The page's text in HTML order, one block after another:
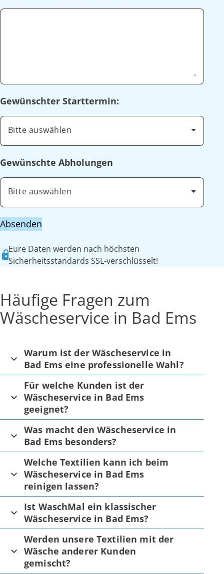
Gewünschter Starttermin:
Bitte auswählen
Gewünschte Abholungen
Bitte auswählen
Absenden
Eure Daten werden nach höchsten
Sicherheitsstandards SSL-verschlüsselt!
Häufige Fragen zum
Wäscheservice in Bad Ems
Warum ist der Wäscheservice in
Bad Ems eine professionelle Wahl?
Für welche Kunden ist der
Wäscheservice in Bad Ems
geeignet?
Was macht den Wäscheservice in
Bad Ems besonders?
Welche Textilien kann ich beim
Wäscheservice in Bad Ems
reinigen lassen?
Ist WaschMal ein klassischer
Wäscheservice in Bad Ems?
Werden unsere Textilien mit der
Wäsche anderer Kunden
gemischt?